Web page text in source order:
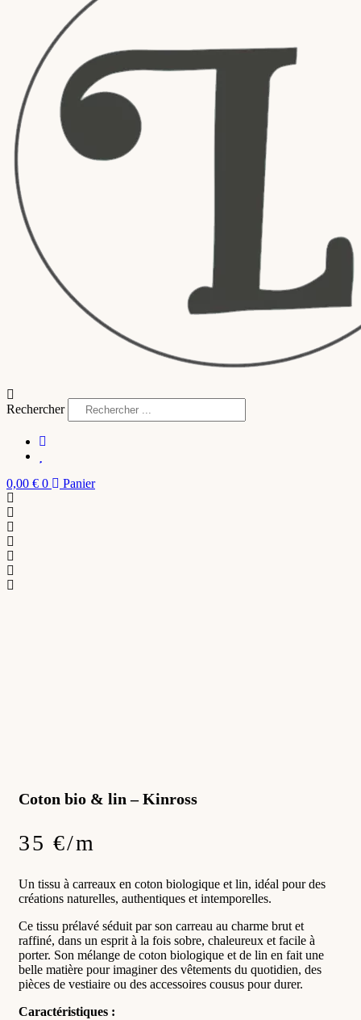
Rechercher
0,00 € 0 Panier
Coton bio & lin – Kinross
35 €/m
Un tissu à carreaux en coton biologique et lin, idéal pour des
créations naturelles, authentiques et intemporelles.
Ce tissu prélavé séduit par son carreau au charme brut et
raffiné, dans un esprit à la fois sobre, chaleureux et facile à
porter. Son mélange de coton biologique et de lin en fait une
belle matière pour imaginer des vêtements du quotidien, des
pièces de vestiaire ou des accessoires cousus pour durer.
Caractéristiques :